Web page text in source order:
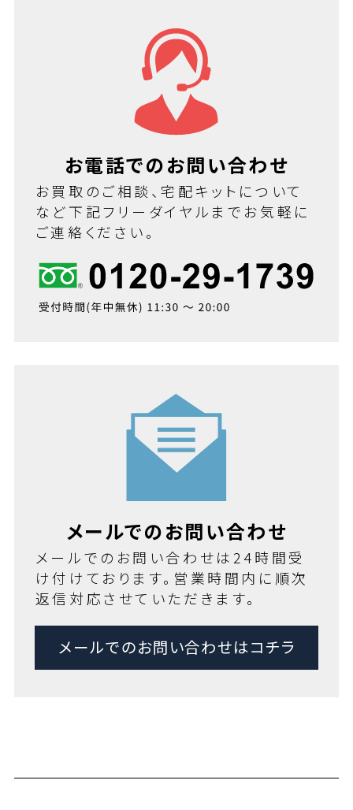
お電話でのお問い合わせ
お買取のご相談、宅配キットについて
など下記フリーダイヤルまでお気軽に
ご連絡ください。
メールでのお問い合わせ
メールでのお問い合わせは24時間受
け付けております。営業時間内に順次
返信対応させていただきます。
メールでのお問い合わせはコチラ